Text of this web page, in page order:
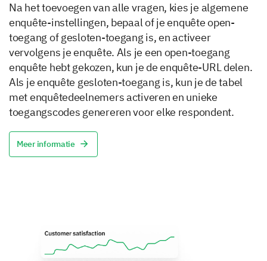
Na het toevoegen van alle vragen, kies je algemene
enquête-instellingen, bepaal of je enquête open-
toegang of gesloten-toegang is, en activeer
vervolgens je enquête. Als je een open-toegang
enquête hebt gekozen, kun je de enquête-URL delen.
Als je enquête gesloten-toegang is, kun je de tabel
met enquêtedeelnemers activeren en unieke
toegangscodes genereren voor elke respondent.
Meer informatie